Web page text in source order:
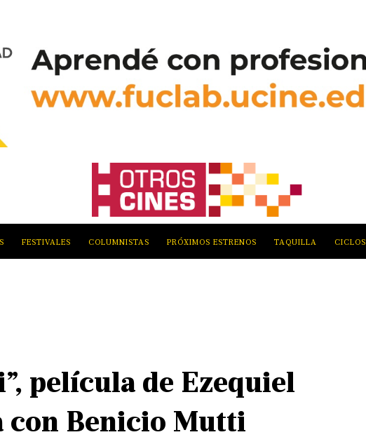
FESTIVALES COLUMNISTAS PRÓXIMOS ESTRENOS TAQUILLA CICLOS
película de Ezequiel
con Benicio Mutti